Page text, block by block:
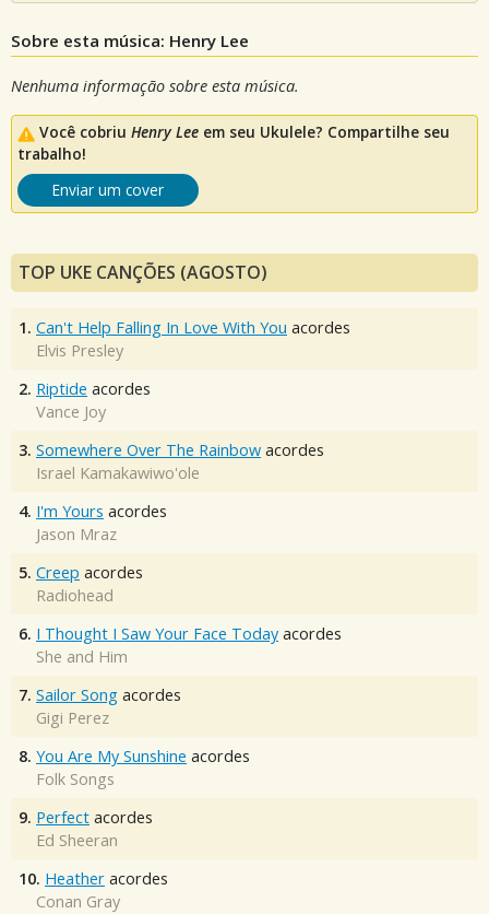
Sobre esta música: Henry Lee
Nenhuma informação sobre esta música.
Você cobriu Henry Lee em seu Ukulele? Compartilhe seu
trabalho!
Enviar um cover
TOP UKE CANÇÕES (AGOSTO)
1. Can't Help Falling In Love With You acordes
Elvis Presley
2. Riptide acordes
Vance Joy
3. Somewhere Over The Rainbow acordes
Israel Kamakawiwo'ole
4. I'm Yours acordes
Jason Mraz
5. Creep acordes
Radiohead
6. I Thought I Saw Your Face Today acordes
She and Him
7. Sailor Song acordes
Gigi Perez
8. You Are My Sunshine acordes
Folk Songs
9. Perfect acordes
Ed Sheeran
10. Heather acordes
Conan Gray